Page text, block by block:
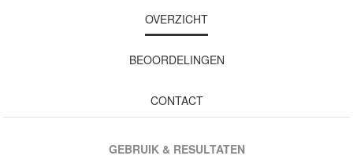
OVERZICHT
BEOORDELINGEN
CONTACT
GEBRUIK & RESULTATEN